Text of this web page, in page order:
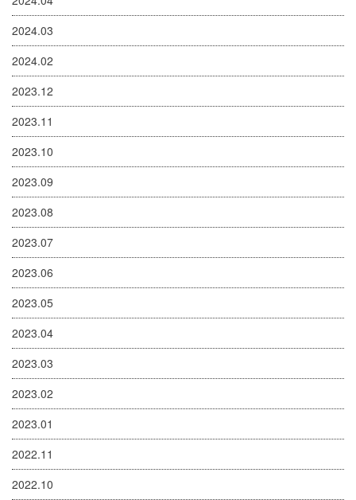
2024.03
2024.02
2023.12
2023.11
2023.10
2023.09
2023.08
2023.07
2023.06
2023.05
2023.04
2023.03
2023.02
2023.01
2022.11
2022.10